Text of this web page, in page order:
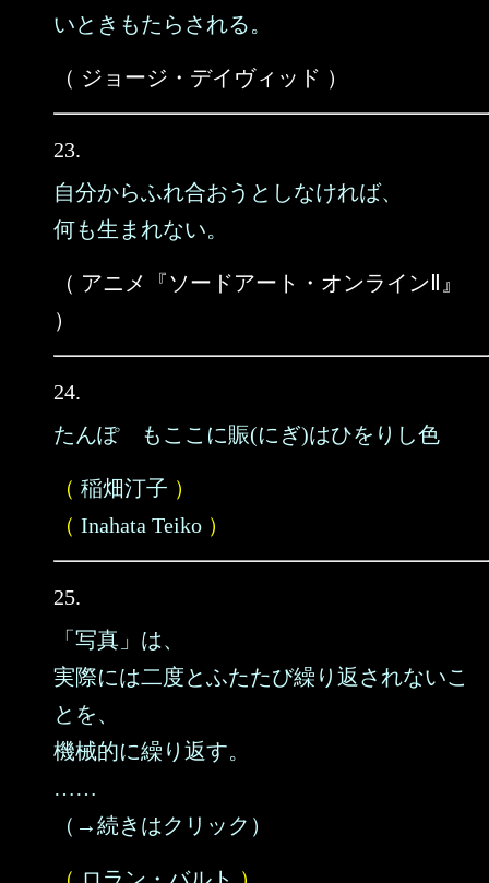
いときもたらされる。
（ ジョージ・デイヴィッド ）
23.
自分からふれ合おうとしなければ、
何も生まれない。
（ アニメ『ソードアート・オンラインⅡ』
）
24.
たんぽゝもここに賑(にぎ)はひをりし色
（ 稲畑汀子 ）
（ Inahata Teiko ）
25.
「写真」は、
実際には二度とふたたび繰り返されないこ
とを、
機械的に繰り返す。
……
（→続きはクリック）